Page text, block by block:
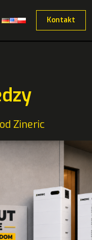
Kontakt
Zineric